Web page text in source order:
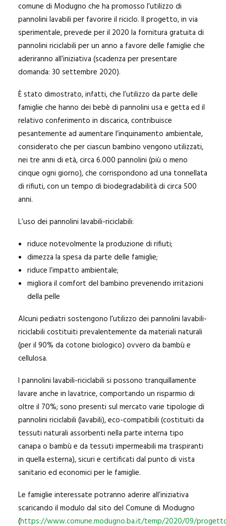
comune di Modugno che ha promosso l’utilizzo di
pannolini lavabili per favorire il riciclo. Il progetto, in via
sperimentale, prevede per il 2020 la fornitura gratuita di
pannolini riciclabili per un anno a favore delle famiglie che
aderiranno all’iniziativa (scadenza per presentare
domanda: 30 settembre 2020).
È stato dimostrato, infatti, che l’utilizzo da parte delle
famiglie che hanno dei bebè di pannolini usa e getta ed il
relativo conferimento in discarica, contribuisce
pesantemente ad aumentare l’inquinamento ambientale,
considerato che per ciascun bambino vengono utilizzati,
nei tre anni di età, circa 6.000 pannolini (più o meno
cinque ogni giorno), che corrispondono ad una tonnellata
di rifiuti, con un tempo di biodegradabilità di circa 500
anni.
L’uso dei pannolini lavabili-riciclabili:
riduce notevolmente la produzione di rifiuti;
dimezza la spesa da parte delle famiglie;
riduce l’impatto ambientale;
migliora il comfort del bambino prevenendo irritazioni
della pelle
Alcuni pediatri sostengono l’utilizzo dei pannolini lavabili-
riciclabili costituiti prevalentemente da materiali naturali
(per il 90% da cotone biologico) ovvero da bambù e
cellulosa.
I pannolini lavabili-riciclabili si possono tranquillamente
lavare anche in lavatrice, comportando un risparmio di
oltre il 70%; sono presenti sul mercato varie tipologie di
pannolini riciclabili (lavabili), eco-compatibili (costituiti da
tessuti naturali assorbenti nella parte interna tipo
canapa o bambù e da tessuti impermeabili ma traspiranti
in quella esterna), sicuri e certificati dal punto di vista
sanitario ed economici per le famiglie.
Le famiglie interessate potranno aderire all’iniziativa
scaricando il modulo dal sito del Comune di Modugno
(https://www.comune.modugno.ba.it/temp/2020/09/